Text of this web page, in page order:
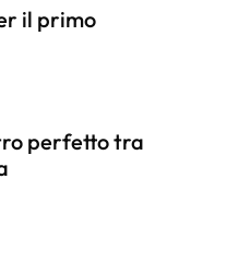
il primo
perfetto tra